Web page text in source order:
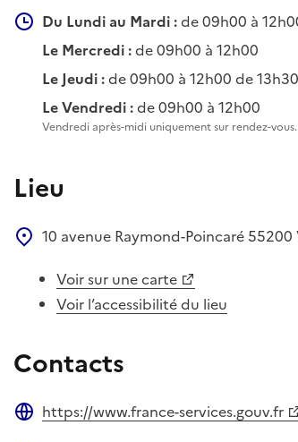
Du Lundi au Mardi :de 09h00 à
Le Mercredi :de 09h00 à 12h00
Le Jeudi :de 09h00 à 12h00 de
Le Vendredi :de 09h00 à 12h00
Vendredi après-midi uniquement sur rendez-vous.
Lieu
10 avenue Raymond-Poincaré 55200
Voir sur une carte
Voir l’accessibilité du lieu
Contacts
https://www.france-services.gouv.fr